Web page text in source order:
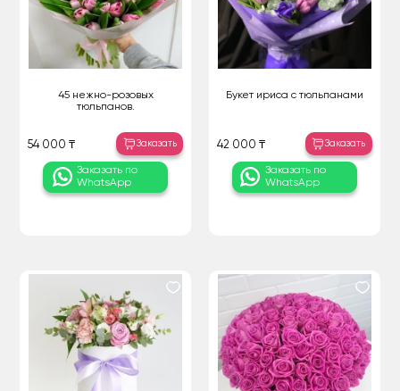
45 нежно-розовых
тюльпанов.
54 000 ₸ Заказать
Заказать по
WhatsApp
Букет ириса с тюльпанами
42 000 ₸ Заказать
Заказать по
WhatsApp